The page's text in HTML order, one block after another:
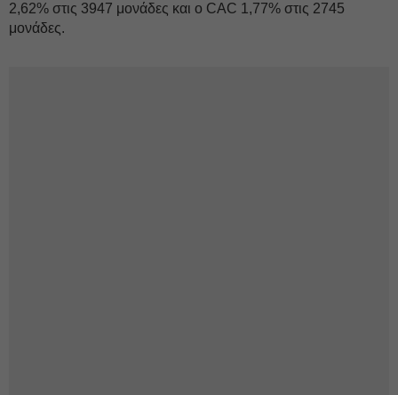
2,62% στις 3947 μονάδες και ο CAC 1,77% στις 2745
μονάδες.